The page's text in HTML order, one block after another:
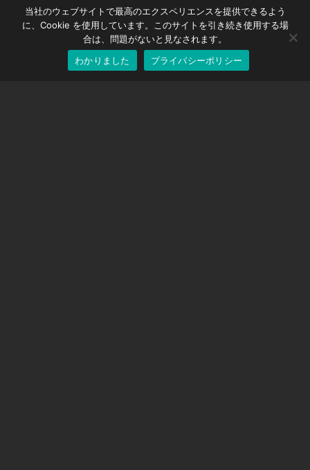
DMC-32
EOS LV補正キャップ
当社のウェブサイトで最高のエクスペリエンスを提供できるよう
に、Cookie を使用しています。このサイトを引き続き使用する場
合は、問題がないと見なされます。
わかりました
プライバシーポリシー
Japanese
English
German